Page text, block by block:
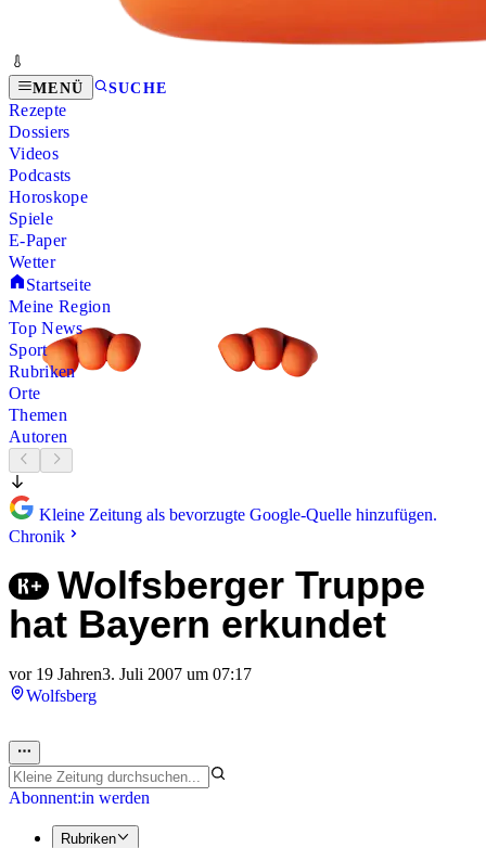
MENÜ SUCHE
Rezepte
Dossiers
Videos
Podcasts
Horoskope
Spiele
E-Paper
Wetter
Startseite
Meine Region
Top News
Sport
Rubriken
Orte
Themen
Autoren
Kleine Zeitung als bevorzugte Google-Quelle hinzufügen.
Chronik
Wolfsberger Truppe
hat Bayern erkundet
vor 19 Jahren3. Juli 2007 um 07:17
Wolfsberg
Abonnent:in werden
Rubriken